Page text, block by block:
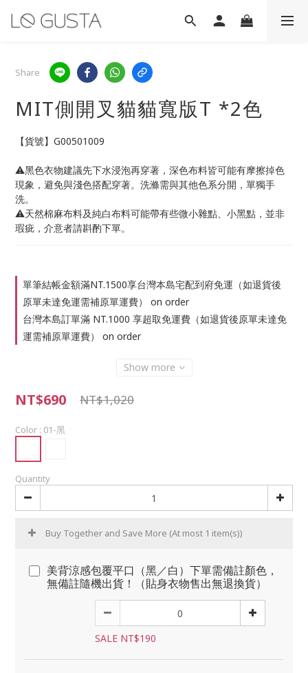
Share
MIT側開叉貓貓寬版T *2色
【貨號】G00501009
⚠️黑色衣物建議先下水浸泡再穿著，深色布料皆可能有摩擦掉色
現象，避免與淺色搭配穿著。洗滌需與其他色系分開，單獨手
洗。
⚠️天然棉麻布料及純白布料可能帶有些微小雜點、小黑點，並非
瑕疵，介意者請斟酌下單。
單筆結帳金額滿NT.1500享台灣本島宅配到府免運（如退貨後
原單未達免運需補原單運費） on order
台灣本島訂單滿 NT.1000 享超取免運費（如退貨後原單未達免
運需補原單運費） on order
Show more
NT$690 NT$1,020
Color : 01-黑
Quantity
Buy Together and Save More (At most 1 item(s))
美背涼感包覆平口（黑／白）下單需備註顏色，
無備註隨機出貨！（貼身衣物售出無退換貨）
SALE NT$190